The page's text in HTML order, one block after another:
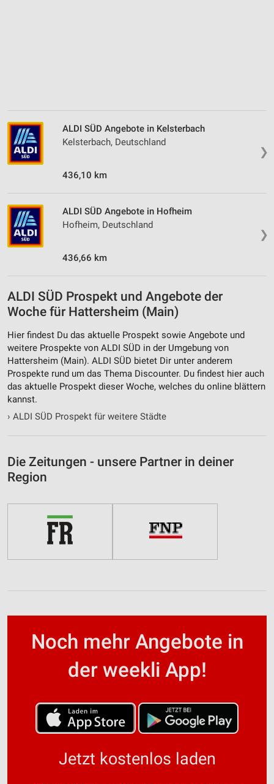
❯
ALDI SÜD Angebote in Kelsterbach
Kelsterbach, Deutschland
436,10 km
❯
ALDI SÜD Angebote in Hofheim
Hofheim, Deutschland
436,66 km
ALDI SÜD Prospekt und Angebote der
Woche für Hattersheim (Main)
Hier findest Du das aktuelle Prospekt sowie Angebote und
weitere Prospekte von ALDI SÜD in der Umgebung von
Hattersheim (Main). ALDI SÜD bietet Dir unter anderem
Prospekte rund um das Thema Discounter. Du findest hier auch
das aktuelle Prospekt dieser Woche, welches du online blättern
kannst.
› ALDI SÜD Prospekt für weitere Städte
Die Zeitungen - unsere Partner in deiner
Region
Noch mehr Angebote in
der weekli App!
Jetzt kostenlos laden